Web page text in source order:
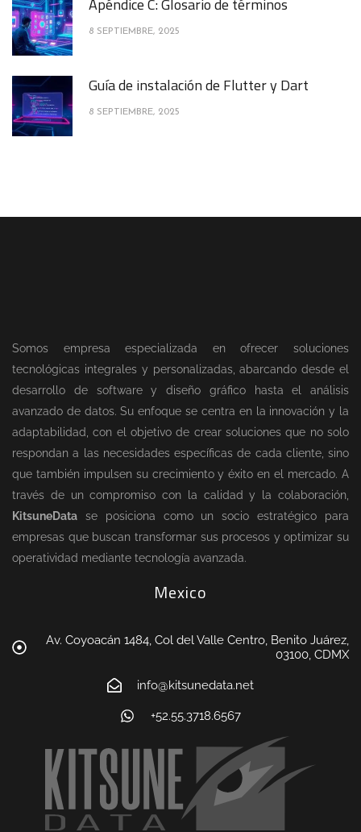
8 SEPTIEMBRE, 2025
Guía de instalación de Flutter y Dart
8 SEPTIEMBRE, 2025
Somos empresa especializada en ofrecer soluciones
tecnológicas integrales y personalizadas, abarcando desde el
desarrollo de software y diseño gráfico hasta el análisis
avanzado de datos. Su enfoque se centra en la innovación y la
adaptabilidad, con el objetivo de crear soluciones que no solo
respondan a las necesidades específicas de cada cliente, sino
que también impulsen su crecimiento y éxito en el mercado. A
través de un compromiso con la calidad y la colaboración,
KitsuneData se posiciona como un socio estratégico para
empresas que buscan transformar sus procesos y optimizar su
operatividad mediante tecnología avanzada.
Mexico
Av. Coyoacán 1484, Col del Valle Centro, Benito Juárez,
03100, CDMX
info@kitsunedata.net
+52.55.3718.6567